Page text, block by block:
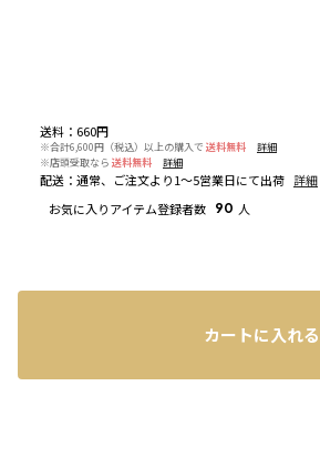
送料 ： 660円
※合計6,600円（税込）以上の購入で 送料無料
詳細
※店頭受取なら 送料無料 詳細
配送 ： 通常、ご注文より1～5営業日にて出荷 詳細
お気に入りアイテム登録者数 90 人
カートに入れる